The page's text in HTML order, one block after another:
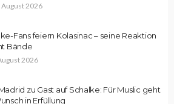
August 2026
Fans feiern Kolasinac – seine Reaktion
Bände
2026
zu Gast auf Schalke: Für Muslic geht
in Erfüllung